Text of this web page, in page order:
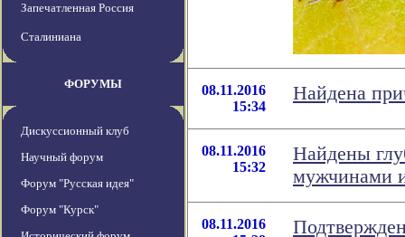
Запечатленная Россия
Сталиниана
ФОРУМЫ
Дискуссионный клуб
Научный форум
Форум "Русская идея"
Форум "Курск"
08.11.2016
15:34
Найдена
08.11.2016
15:32
Найдены
мужчинами
08.11.2016